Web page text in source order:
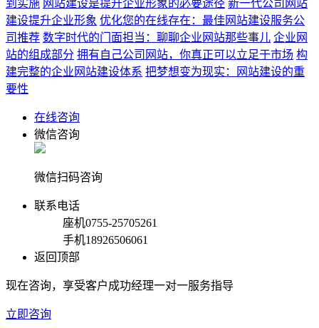
到实施 网站建设是提升企业形象的必要途径 新一代公司网站
建设提升企业形象 优化您的在线存在：最佳网站建设服务公
司推荐 数字时代的门面担当：聊聊企业网站那些事儿 企业网
站的组成部分 拥有自己公司网站，你真正可以立足于市场 构
建完整的企业网站建设体系 把梦想变为现实：网站建设的重
要性
在线咨询
微信咨询
微信扫码咨询
联系电话
座机0755-25705261
手机18926506061
返回顶部
现在咨询，享受客户成功经理一对一服务指导
立即咨询